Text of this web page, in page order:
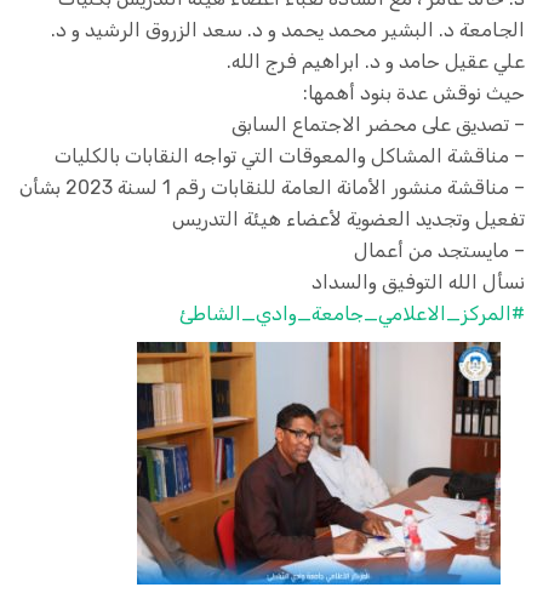
الجامعة د. البشير محمد يحمد و د. سعد الزروق الرشيد و د.
علي عقيل حامد و د. ابراهيم فرج الله.
حيث نوقش عدة بنود أهمها:
– تصديق على محضر الاجتماع السابق
– مناقشة المشاكل والمعوقات التي تواجه النقابات بالكليات
– مناقشة منشور الأمانة العامة للنقابات رقم 1 لسنة 2023 بشأن
تفعيل وتجديد العضوية لأعضاء هيئة التدريس
– مايستجد من أعمال
نسأل الله التوفيق والسداد
#المركز_الاعلامي_جامعة_وادي_الشاطئ